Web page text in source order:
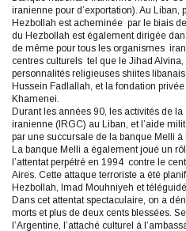
iranienne pour d’exportation). Au Liban,
Hezbollah est acheminée par le biais
du Hezbollah est également dirigée
de même pour tous les organismes
centres culturels tel que le Jihad
personnalités religieuses shiites
Hussein Fadlallah, et la fondation
Khamenei.
Durant les années 90, les activités de
iranienne (IRGC) au Liban, et l’aide
par une succursale de la banque Melli à
La banque Melli a également joué un
l’attentat perpétré en 1994 contre le
Aires. Cette attaque terroriste a été
Hezbollah, Imad Mouhniyeh et
Dans cet attentat spectaculaire, on a
morts et plus de deux cents blessées.
l’Argentine, l’attaché culturel à